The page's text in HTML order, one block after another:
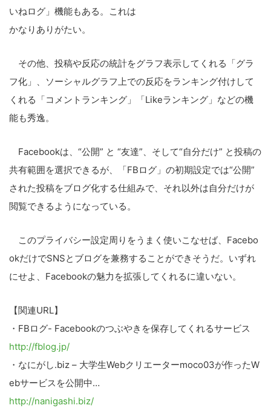
いねログ」機能もある。これは
かなりありがたい。
その他、投稿や反応の統計をグラフ表示してくれる「グラ
フ化」、ソーシャルグラフ上での反応をランキング付けして
くれる「コメントランキング」「Likeランキング」などの機
能も秀逸。
Facebookは、“公開” と “友達”、そして“自分だけ” と投稿の
共有範囲を選択できるが、「FBログ」の初期設定では“公開”
された投稿をブログ化する仕組みで、それ以外は自分だけが
閲覧できるようになっている。
このプライバシー設定周りをうまく使いこなせば、Facebo
okだけでSNSとブログを兼務することができそうだ。いずれ
にせよ、Facebookの魅力を拡張してくれるに違いない。
【関連URL】
・FBログ- Facebookのつぶやきを保存してくれるサービス
http://fblog.jp/
・なにがし.biz – 大学生Webクリエーターmoco03が作ったW
ebサービスを公開中…
http://nanigashi.biz/